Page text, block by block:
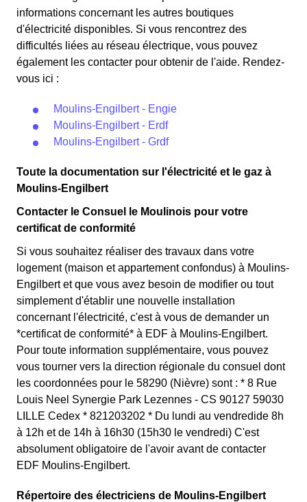
Moulinois éligibles. 💡🏠
rapport au tarif normal en à Moulins-Engilbert. ⚡💸
informations concernant les autres boutiques
d'électricité disponibles. Si vous rencontrez des
difficultés liées au réseau électrique, vous pouvez
également les contacter pour obtenir de l'aide. Rendez-
vous ici :
Moulins-Engilbert - Engie
Moulins-Engilbert - Erdf
Moulins-Engilbert - Grdf
Toute la documentation sur l'électricité et le gaz à
Moulins-Engilbert
Contacter le Consuel le Moulinois pour votre
certificat de conformité
Si vous souhaitez réaliser des travaux dans votre
logement (maison et appartement confondus) à Moulins-
Engilbert et que vous avez besoin de modifier ou tout
simplement d'établir une nouvelle installation
concernant l'électricité, c'est à vous de demander un
*certificat de conformité* à EDF à Moulins-Engilbert.
Pour toute information supplémentaire, vous pouvez
vous tourner vers la direction régionale du consuel dont
les coordonnées pour le 58290 (Nièvre) sont : * 8 Rue
Louis Neel Synergie Park Lezennes - CS 90127 59030
LILLE Cedex * 821203202 * Du lundi au vendredide 8h
à 12h et de 14h à 16h30 (15h30 le vendredi) C'est
absolument obligatoire de l'avoir avant de contacter
EDF Moulins-Engilbert.
Répertoire des électriciens de Moulins-Engilbert